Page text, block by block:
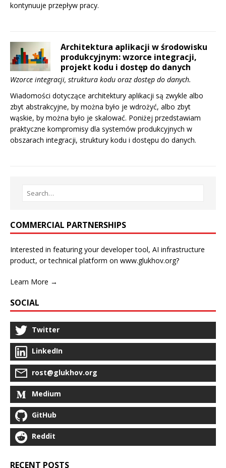
kontynuuje przepływ pracy.
Architektura aplikacji w środowisku
produkcyjnym: wzorce integracji,
projekt kodu i dostęp do danych
Wzorce integracji, struktura kodu oraz dostęp do danych.
Wiadomości dotyczące architektury aplikacji są zwykle albo
zbyt abstrakcyjne, by można było je wdrożyć, albo zbyt
wąskie, by można było je skalować. Poniżej przedstawiam
praktyczne kompromisy dla systemów produkcyjnych w
obszarach integracji, struktury kodu i dostępu do danych.
COMMERCIAL PARTNERSHIPS
Interested in featuring your developer tool, AI infrastructure
product, or technical platform on www.glukhov.org?
Learn More →
SOCIAL
Twitter
LinkedIn
rost@glukhov.org
Medium
GitHub
Reddit
RECENT POSTS